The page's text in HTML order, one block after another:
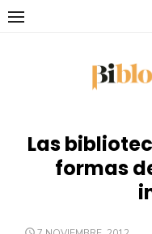
Saltar
Las
formas